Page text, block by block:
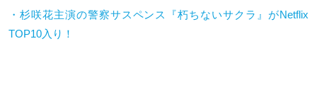
・杉咲花主演の警察サスペンス『朽ちないサクラ』がNetflix
TOP10入り！